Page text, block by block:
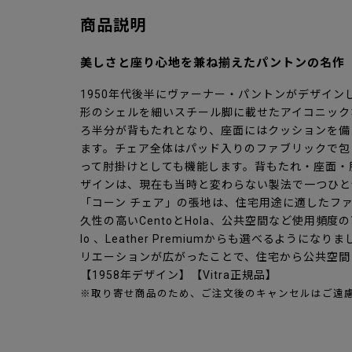
商品説明
美しさと座り心地を兼ね揃えたパントンの名作
1950年代後半にヴァーナー・パントンがデザイン
形のシェルを細いスチール脚に載せたアイコニッ
ろ半分が背もたれとなり、座面にはクッションを
ます。チェア全体はパッド入りのファブリックで
って肘掛けとしても機能します。背もたれ・座面
ザインは、現在も当時と変わらない製法で一つひ
「コーン チェア」の張地は、住宅用途に適したフ
久性の高いCentoとHola、公共空間など使用頻度
lo 、Leather Premiumからも選べるようになりま
リエーションが広がったことで、住宅から公共空
【1958年デザイン】【Vitra正規品】
※取り寄せ商品のため、ご注文後のキャンセルはご遠